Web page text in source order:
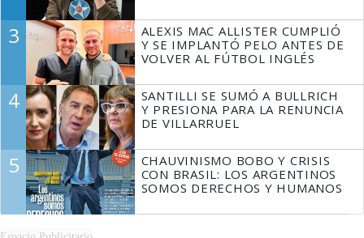
3
ALEXIS MAC ALLISTER CUMPLIÓ
Y SE IMPLANTÓ PELO ANTES DE
VOLVER AL FÚTBOL INGLÉS
4
SANTILLI SE SUMÓ A BULLRICH
Y PRESIONA PARA LA RENUNCIA
DE VILLARRUEL
5
CHAUVINISMO BOBO Y CRISIS
CON BRASIL: LOS ARGENTINOS
SOMOS DERECHOS Y HUMANOS